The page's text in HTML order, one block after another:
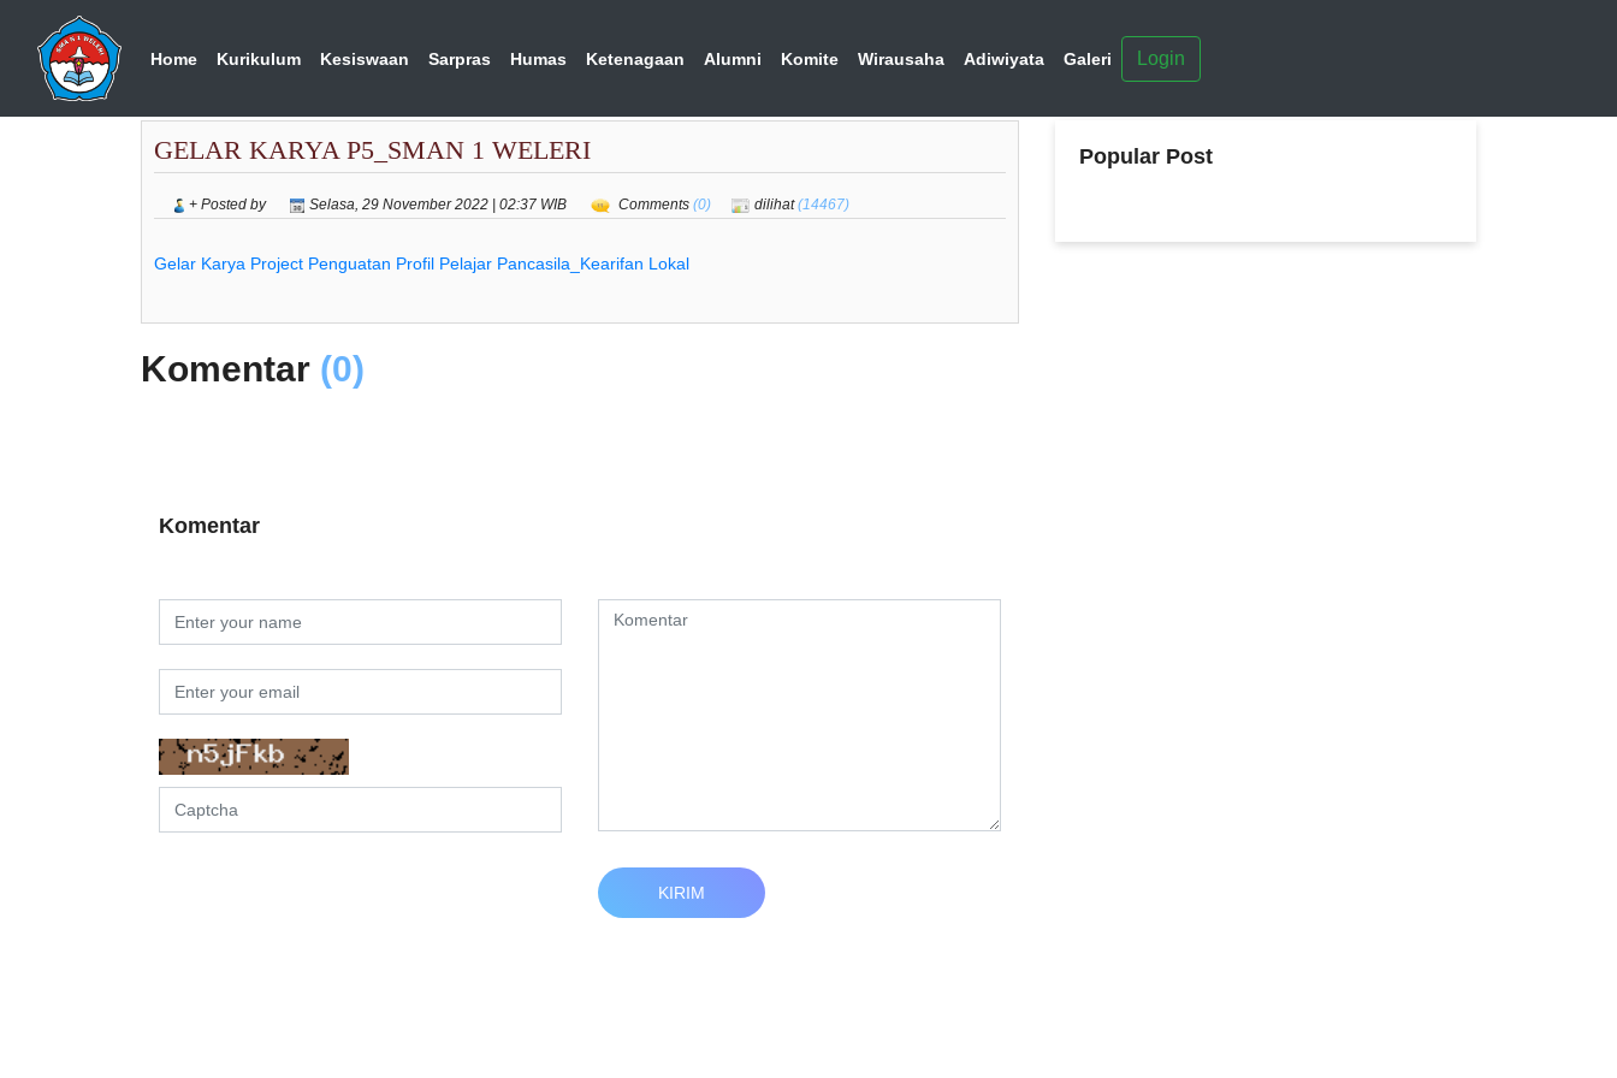
Home Kurikulum Kesiswaan Sarpras Humas Ketenagaan Alumni Komite Wirausaha Adiwiyata Galeri Login
GELAR KARYA P5_SMAN 1 WELERI
+ Posted by Selasa, 29 November 2022 | 02:37 WIB Comments (0) dilihat(14467)
Gelar Karya Project Penguatan Profil Pelajar Pancasila_Kearifan Lokal
Komentar (0)
Komentar
KIRIM
Popular Post